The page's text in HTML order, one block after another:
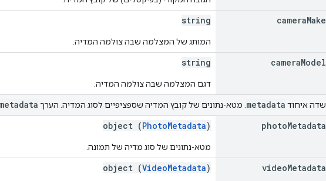
cameraMake
string
המותג של המצלמה שבה צולמה המדיה.
cameraModel
string
דגם המצלמה שבה צולמה המדיה.
שדה איחוד metadata . מטא-נתונים של קובץ המדיה שספציפיים לסוג המדיה. הערך
photoMetadata
object (PhotoMetadata)
מטא-נתונים של סוג מדיה של תמונה.
videoMetadata
object (VideoMetadata)